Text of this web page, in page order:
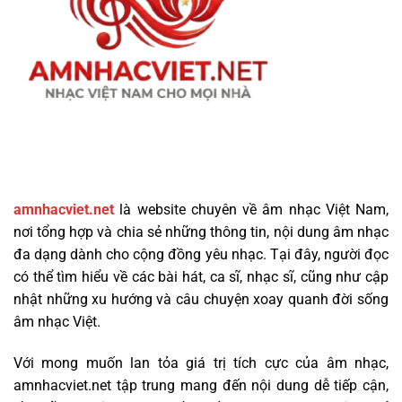
amnhacviet.net là website chuyên về âm nhạc Việt Nam,
nơi tổng hợp và chia sẻ những thông tin, nội dung âm nhạc
đa dạng dành cho cộng đồng yêu nhạc. Tại đây, người đọc
có thể tìm hiểu về các bài hát, ca sĩ, nhạc sĩ, cũng như cập
nhật những xu hướng và câu chuyện xoay quanh đời sống
âm nhạc Việt.
Với mong muốn lan tỏa giá trị tích cực của âm nhạc,
amnhacviet.net tập trung mang đến nội dung dễ tiếp cận,